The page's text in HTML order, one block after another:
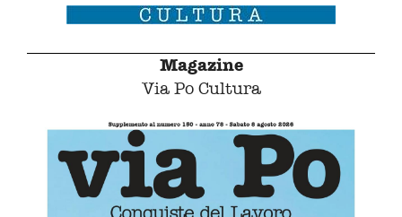
Magazine
Via Po Cultura